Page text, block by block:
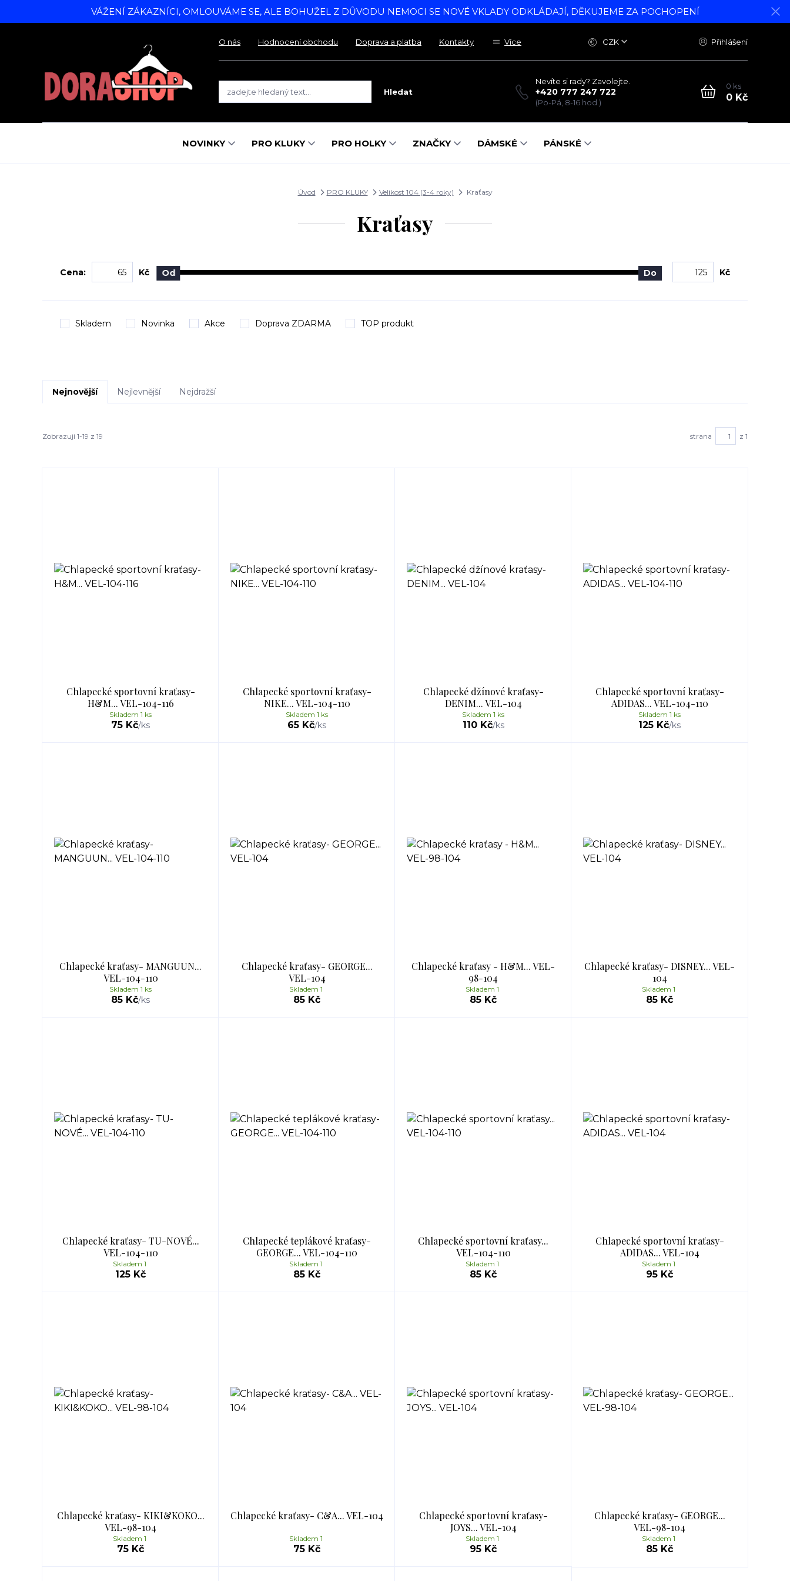
VÁŽENÍ ZÁKAZNÍCI, OMLOUVÁME SE, ALE BOHUŽEL Z DŮVODU NEMOCI SE NOVÉ VKLADY ODKLÁDAJÍ, DĚKUJEME ZA POCHOPENÍ
O nás Hodnocení obchodu Doprava a platba Kontakty Více CZK Přihlášení
Hledat
Nevíte si rady? Zavolejte.
+420 777 247 722
(Po-Pá, 8-16 hod.)
0 ks
0 Kč
NOVINKY PRO KLUKY PRO HOLKY ZNAČKY DÁMSKÉ PÁNSKÉ
Úvod PRO KLUKY Velikost 104 (3-4 roky) Kraťasy
Kraťasy
Cena: Kč Od Do Kč
Skladem Novinka Akce Doprava ZDARMA TOP produkt
Nejnovější Nejlevnější Nejdražší
Zobrazuji 1-19 z 19 strana z 1
Chlapecké sportovní kraťasy-
H&M... VEL-104-116
75 Kč/ks
Skladem 1 ks
Chlapecké sportovní kraťasy-
NIKE... VEL-104-110
65 Kč/ks
Skladem 1 ks
Chlapecké džínové kraťasy-
DENIM... VEL-104
110 Kč/ks
Skladem 1 ks
Chlapecké sportovní kraťasy-
ADIDAS... VEL-104-110
125 Kč/ks
Skladem 1 ks
Chlapecké kraťasy- MANGUUN...
VEL-104-110
85 Kč/ks
Skladem 1 ks
Chlapecké kraťasy- GEORGE...
VEL-104
85 Kč
Skladem 1
Chlapecké kraťasy - H&M... VEL-
98-104
85 Kč
Skladem 1
Chlapecké kraťasy- DISNEY... VEL-
104
85 Kč
Skladem 1
Chlapecké kraťasy- TU-NOVÉ...
VEL-104-110
125 Kč
Skladem 1
Chlapecké teplákové kraťasy-
GEORGE... VEL-104-110
85 Kč
Skladem 1
Chlapecké sportovní kraťasy...
VEL-104-110
85 Kč
Skladem 1
Chlapecké sportovní kraťasy-
ADIDAS... VEL-104
95 Kč
Skladem 1
Chlapecké kraťasy- KIKI&KOKO...
VEL-98-104
75 Kč
Skladem 1
Chlapecké kraťasy- C&A... VEL-104
75 Kč
Skladem 1
Chlapecké sportovní kraťasy-
JOYS... VEL-104
95 Kč
Skladem 1
Chlapecké kraťasy- GEORGE...
VEL-98-104
85 Kč
Skladem 1